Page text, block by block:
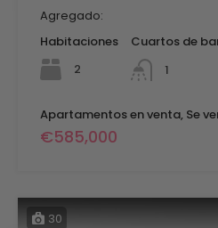
Agregado:
Habitaciones
2
Cuartos de
1
Apartamentos en venta, Se
€585,000
30